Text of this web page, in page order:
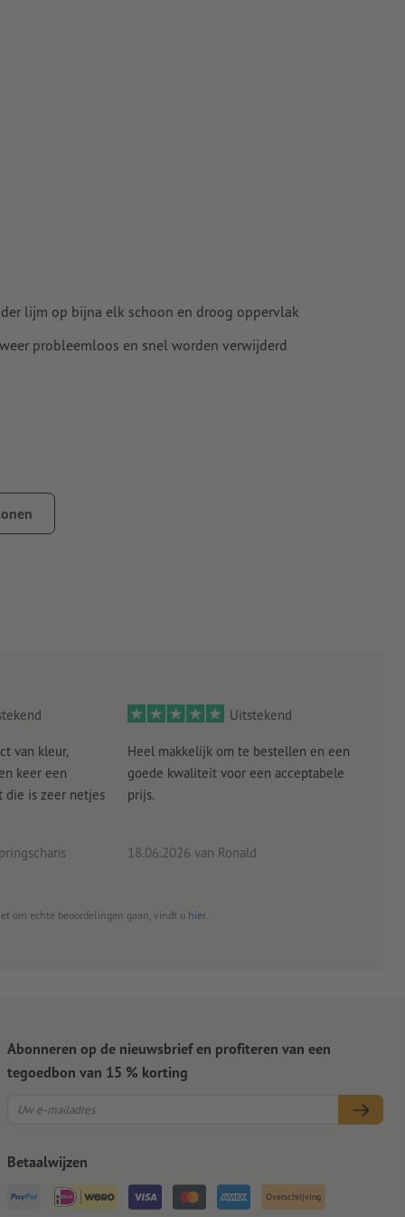
lijm op bijna elk schoon en droog oppervlak
probleemloos en snel worden verwijderd
d.w.z. witte delen in de template zijn later transparant.
van kleur,
keer een
die is zeer netjes
Uitstekend
Heel makkelijk om te bestellen en een
goede kwaliteit voor een acceptabele
prijs.
18.06.2026 van Ronald
om echte beoordelingen gaan, vindt u hier.
Abonneren op de nieuwsbrief en profiteren van een
tegoedbon van 15 % korting
Betaalwijzen
Overschrijving